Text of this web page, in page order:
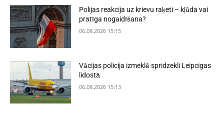
Polijas reakcija uz krievu raķeti – kļūda vai
prātīga nogaidīšana?
06.08.2026 15:15
Vācijas policija izmeklē spridzekli Leipcigas
lidostā
06.08.2026 15:13